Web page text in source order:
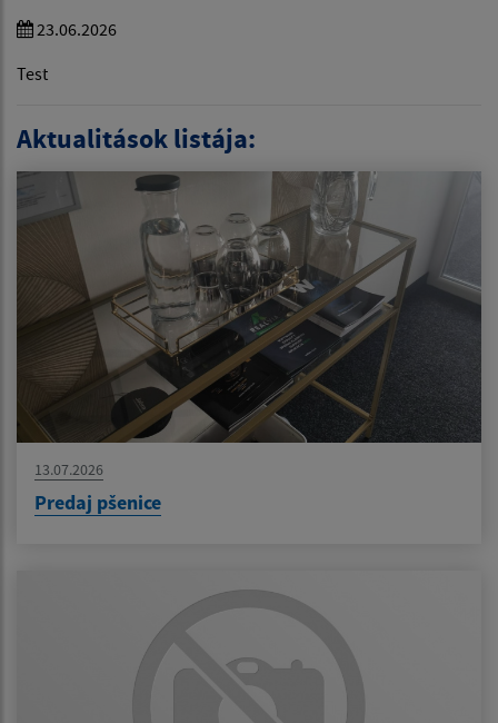
23.06.2026
Test
Aktualitások listája:
13.07.2026
Predaj pšenice